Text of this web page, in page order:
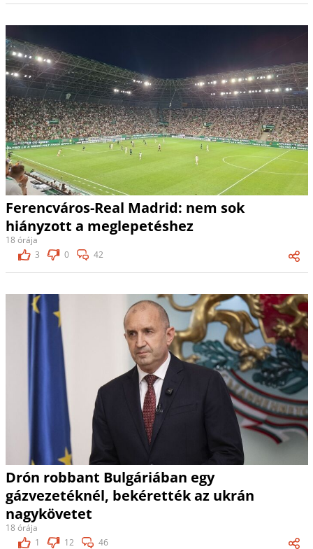
Ferencváros-Real Madrid: nem sok
hiányzott a meglepetéshez
18 órája
3
0 42
Drón robbant Bulgáriában egy
gázvezetéknél, bekérették az ukrán
nagykövetet
18 órája
1
12 46